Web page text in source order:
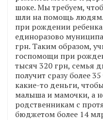
шоке. Мы требуем,
шли на помощь
при рождении
единоразово
грн. Таким образом,
госпомощи при
тысяч 320 грн, семья
получит сразу более
какие-то деньги,
малыша и мамочки, а
родственникам с
бюджетом более 14